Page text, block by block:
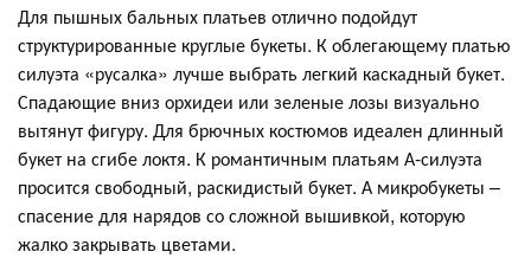
Для пышных бальных платьев отлично подойдут
структурированные круглые букеты. К облегающему платью
силуэта «русалка» лучше выбрать легкий каскадный букет.
Спадающие вниз орхидеи или зеленые лозы визуально
вытянут фигуру. Для брючных костюмов идеален длинный
букет на сгибе локтя. К романтичным платьям А-силуэта
просится свободный, раскидистый букет. А микробукеты –
спасение для нарядов со сложной вышивкой, которую
жалко закрывать цветами.